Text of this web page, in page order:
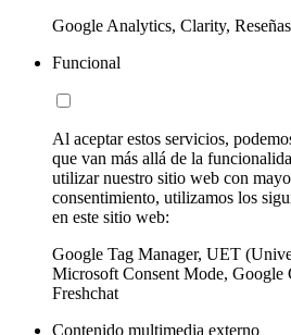
Google Analytics, Clarity,
Funcional
Al aceptar estos servicios,
que van más allá de la
utilizar nuestro sitio web con
consentimiento, utilizamos los
en este sitio web:
Google Tag Manager, UET
Microsoft Consent Mode, Google
Freshchat
Contenido multimedia externo